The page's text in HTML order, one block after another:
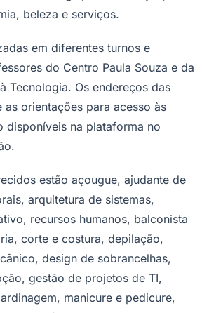
beleza e serviços.
em diferentes turnos e
do Centro Paula Souza e da
Tecnologia. Os endereços das
as orientações para acesso às
disponíveis na plataforma no
estão açougue, ajudante de
arquitetura de sistemas,
recursos humanos, balconista
corte e costura, depilação,
design de sobrancelhas,
gestão de projetos de TI,
manicure e pedicure,